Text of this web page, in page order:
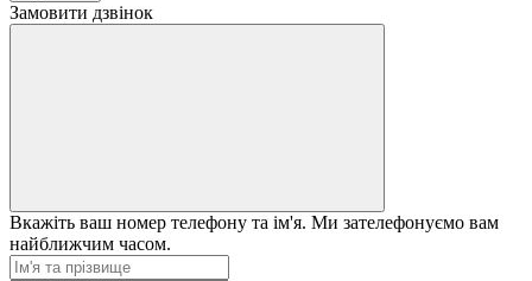
Замовити дзвінок
Вкажіть ваш номер телефону та ім'я. Ми зателефонуємо вам
найближчим часом.